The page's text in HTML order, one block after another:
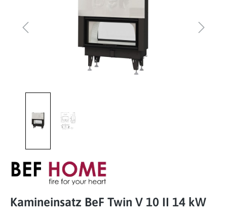
Kamineinsatz BeF Twin V 10 II 14 kW